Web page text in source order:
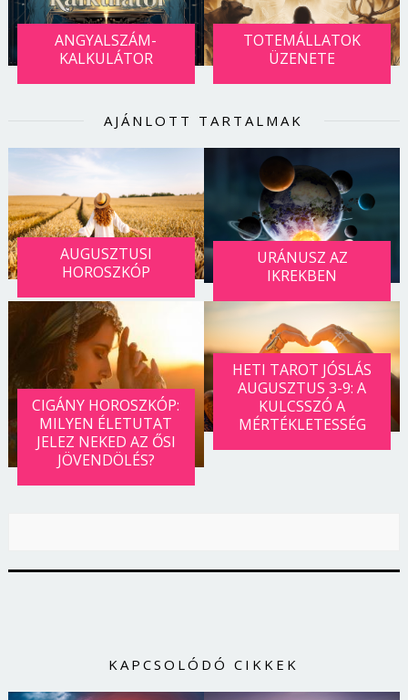
ANGYALSZÁM-
KALKULÁTOR
TOTEMÁLLATOK
ÜZENETE
AJÁNLOTT TARTALMAK
AUGUSZTUSI
HOROSZKÓP
URÁNUSZ AZ
IKREKBEN
CIGÁNY HOROSZKÓP:
MILYEN ÉLETUTAT
JELEZ NEKED AZ ŐSI
JÖVENDÖLÉS?
HETI TAROT JÓSLÁS
AUGUSZTUS 3-9: A
KULCSSZÓ A
MÉRTÉKLETESSÉG
KAPCSOLÓDÓ CIKKEK
Jelszó